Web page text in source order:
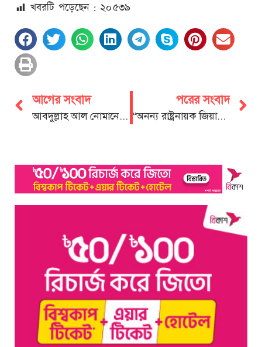
খবরটি পড়েছেন : ২০৫৩৯
আগের সংবাদ
আবদুল্লাহ আল নোমানের মৃত্যুতে চট্টগ্রাম প্রেস ক্লাব নেতৃবৃন্দের শোক
পরের সংবাদ
“অনন্য রাষ্ট্রনায়ক জিয়াউর রহমান”বইয়ের মোড়ক উন্মোচন